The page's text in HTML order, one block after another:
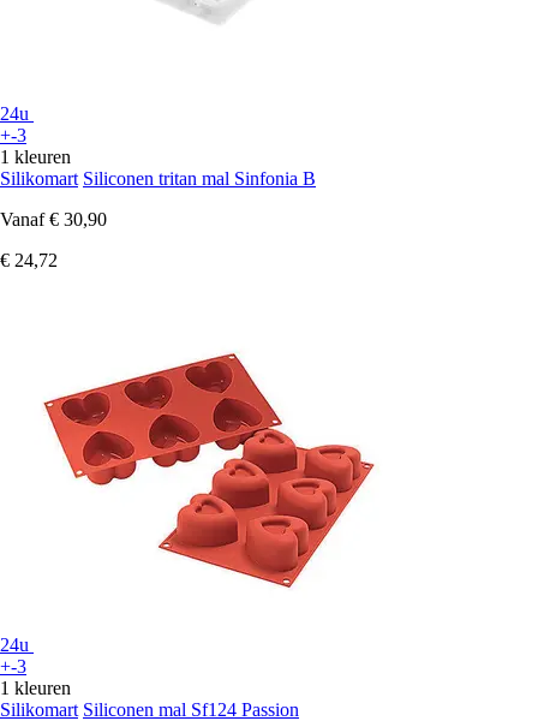
24u
+-3
1 kleuren
Silikomart Siliconen tritan mal Sinfonia B
Vanaf € 30,90
€ 24,72
24u
+-3
1 kleuren
Silikomart Siliconen mal Sf124 Passion